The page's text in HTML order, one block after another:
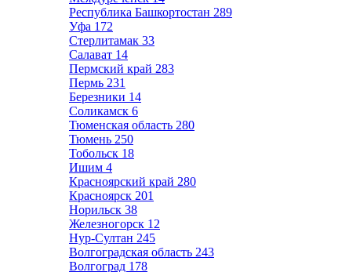
Республика Башкортостан 289
Уфа 172
Стерлитамак 33
Салават 14
Пермский край 283
Пермь 231
Березники 14
Соликамск 6
Тюменская область 280
Тюмень 250
Тобольск 18
Ишим 4
Красноярский край 280
Красноярск 201
Норильск 38
Железногорск 12
Нур-Султан 245
Волгоградская область 243
Волгоград 178